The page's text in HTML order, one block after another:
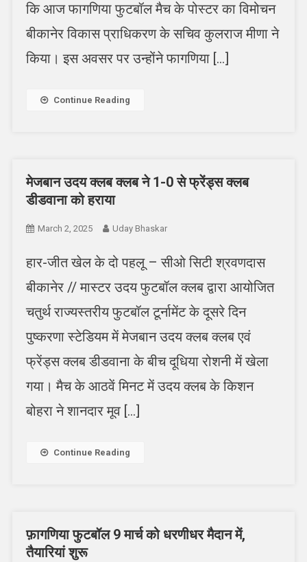
कि आज फागणिया फुटबॉल मैच के पोस्टर का विमोचन
बीकानेर विकास प्राधिकरण के सचिव कुलराज मीणा ने
किया। इस अवसर पर उन्होंने फागणिया […]
Continue Reading
मेजबान उदय क्लब क्लब ने 1-0 से फ्रेंड्स क्लब
डीडवाना को हराया
March 2, 2025 Uday Bhaskar
हार-जीत खेल के दो पहलू – सीओ सिटी श्रवणदास
बीकानेर // मास्टर उदय फुटबॉल क्लब द्वारा आयोजित
चतुर्थ राज्यस्तरीय फुटबॉल टूर्नामेंट के दूसरे दिन
पुष्करणा स्टेडियम में मेजबान उदय क्लब क्लब एवं
फ्रेंड्स क्लब डीडवाना के बीच दूधिया रोशनी में खेला
गया। मैच के आठवें मिनट में उदय क्लब के किशन
बोहरा ने शानदार मूव […]
Continue Reading
फ़ागणिया फुटबॉल 9 मार्च को धरणीधर मैदान में,
तैयारियां शुरू